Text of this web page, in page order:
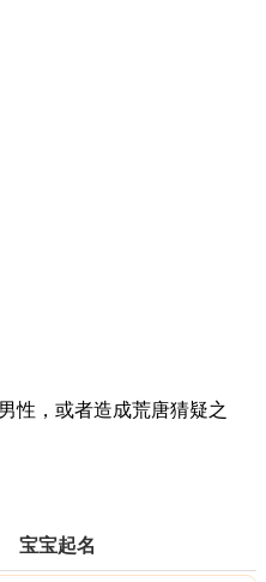
性，或者造成荒唐猜疑之
宝宝起名